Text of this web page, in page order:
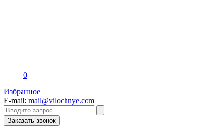
0
Избранное
E-mail: mail@vilochnye.com
Заказать звонок